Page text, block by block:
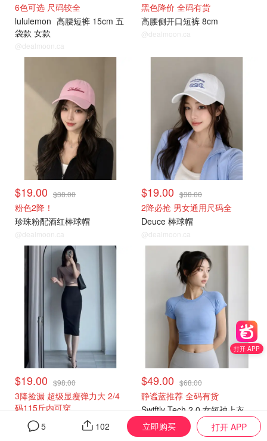
6色可选 尺码较全
lululemon 高腰短裤 15cm 五
袋款 女款
@dealmoon.ca
黑色降价 全码有货
高腰侧开口短裤 8cm
@dealmoon.ca
$19.00 $38.00
粉色2降！
珍珠粉配酒红棒球帽
@dealmoon.ca
$19.00 $38.00
2降必抢 男女通用尺码全
Deuce 棒球帽
@dealmoon.ca
往期捡漏
$19.00 $98.00
3降捡漏 超级显瘦弹力大 2/4
码115斤内可穿
nulu高腰半身裙
@dealmoon.ca
$49.00 $68.00
静谧蓝推荐 全码有货
Swiftly Tech 2.0 女短袖上衣
@dealmoon.ca
打开 APP
5 102 立即购买 打开 APP